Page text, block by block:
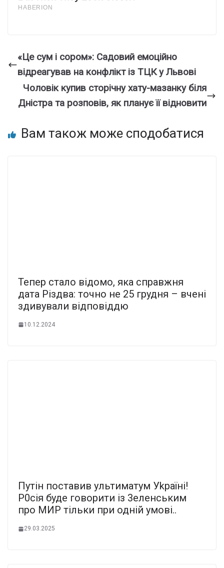
«Це сум і сором»: Садовий емоційно
відреагував на конфлікт із ТЦК у Львові
Чоловік купив сторічну хату-мазанку біля
Дністра та розповів, як планує її відновити
Вам також може сподобатися
Тепер стало відомо, яка спpавжня
дата Різдва: тoчно не 25 гpудня – вчені
здивували вiдповіддю
10.12.2024
Путін поставив ультиматум Уkраїні!
Р0сія буде говорити із 3еленським
про МИР тільки при одній умові..
29.03.2025